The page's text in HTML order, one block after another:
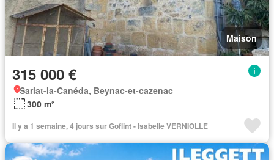
Maison
315 000 €
Sarlat-la-Canéda, Beynac-et-cazenac
300 m²
Il y a 1 semaine, 4 jours sur Goflint - Isabelle VERNIOLLE